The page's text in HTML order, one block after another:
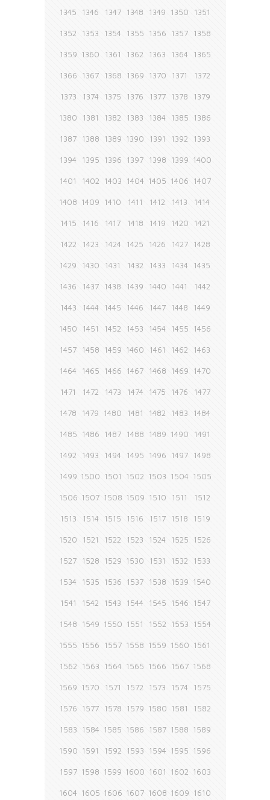
1345 1346 1347 1348 1349 1350 1351
1352 1353 1354 1355 1356 1357 1358
1359 1360 1361 1362 1363 1364 1365
1366 1367 1368 1369 1370 1371 1372
1373 1374 1375 1376 1377 1378 1379
1380 1381 1382 1383 1384 1385 1386
1387 1388 1389 1390 1391 1392 1393
1394 1395 1396 1397 1398 1399 1400
1401 1402 1403 1404 1405 1406 1407
1408 1409 1410 1411 1412 1413 1414
1415 1416 1417 1418 1419 1420 1421
1422 1423 1424 1425 1426 1427 1428
1429 1430 1431 1432 1433 1434 1435
1436 1437 1438 1439 1440 1441 1442
1443 1444 1445 1446 1447 1448 1449
1450 1451 1452 1453 1454 1455 1456
1457 1458 1459 1460 1461 1462 1463
1464 1465 1466 1467 1468 1469 1470
1471 1472 1473 1474 1475 1476 1477
1478 1479 1480 1481 1482 1483 1484
1485 1486 1487 1488 1489 1490 1491
1492 1493 1494 1495 1496 1497 1498
1499 1500 1501 1502 1503 1504 1505
1506 1507 1508 1509 1510 1511 1512
1513 1514 1515 1516 1517 1518 1519
1520 1521 1522 1523 1524 1525 1526
1527 1528 1529 1530 1531 1532 1533
1534 1535 1536 1537 1538 1539 1540
1541 1542 1543 1544 1545 1546 1547
1548 1549 1550 1551 1552 1553 1554
1555 1556 1557 1558 1559 1560 1561
1562 1563 1564 1565 1566 1567 1568
1569 1570 1571 1572 1573 1574 1575
1576 1577 1578 1579 1580 1581 1582
1583 1584 1585 1586 1587 1588 1589
1590 1591 1592 1593 1594 1595 1596
1597 1598 1599 1600 1601 1602 1603
1604 1605 1606 1607 1608 1609 1610